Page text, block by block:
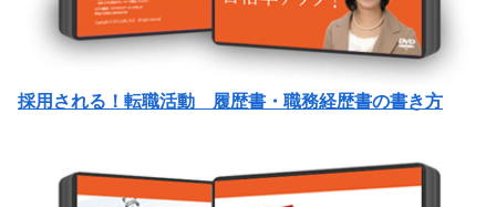
採用される！転職活動 履歴書・職務経歴書の書き方